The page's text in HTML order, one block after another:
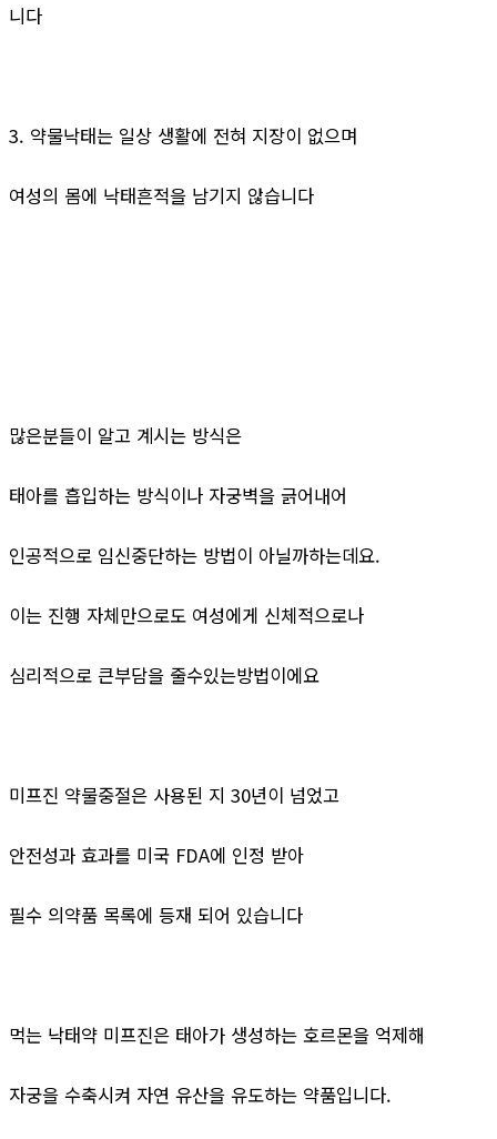
니다
3. 약물낙태는 일상 생활에 전혀 지장이 없으며
여성의 몸에 낙태흔적을 남기지 않습니다
많은분들이 알고 계시는 방식은
태아를 흡입하는 방식이나 자궁벽을 긁어내어
인공적으로 임신중단하는 방법이 아닐까하는데요.
이는 진행 자체만으로도 여성에게 신체적으로나
심리적으로 큰부담을 줄수있는방법이에요
미프진 약물중절은 사용된 지 30년이 넘었고
안전성과 효과를 미국 FDA에 인정 받아
필수 의약품 목록에 등재 되어 있습니다
먹는 낙태약 미프진은 태아가 생성하는 호르몬을 억제해
자궁을 수축시켜 자연 유산을 유도하는 약품입니다.